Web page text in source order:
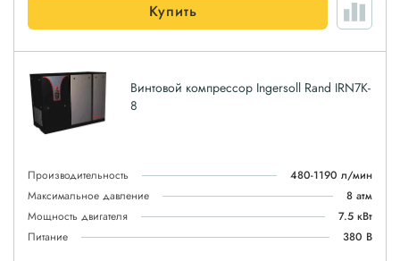
Купить
Винтовой компрессор Ingersoll Rand IRN7K-
8
Производительность
480-1190 л/мин
Максимальное давление
8 атм
Мощность двигателя
7.5 кВт
Питание
380 В